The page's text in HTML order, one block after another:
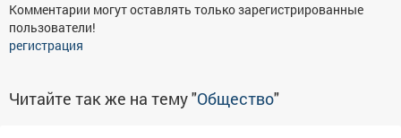
Комментарии могут оставлять только зарегистрированные
пользователи!
регистрация
Читайте так же на тему "Общество"